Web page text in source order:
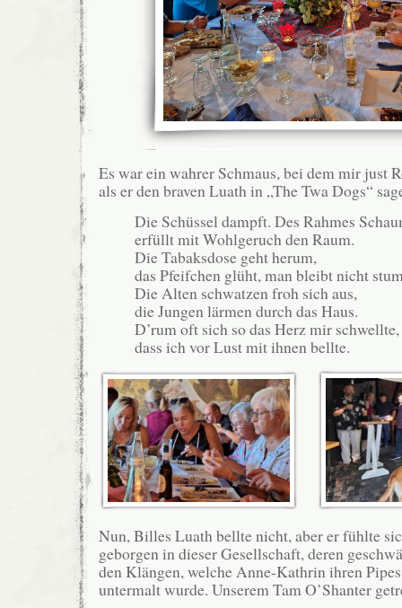
Es war ein wahrer Schmaus, bei dem mir just
als er den braven Luath in „The Twa Dogs“
Die Schüssel dampft. Des Rahmes
erfüllt mit Wohlgeruch den Raum.
Die Tabaksdose geht herum,
das Pfeifchen glüht, man bleibt nicht
Die Alten schwatzen froh sich aus,
die Jungen lärmen durch das Haus.
D’rum oft sich so das Herz mir schwellte,
dass ich vor Lust mit ihnen bellte.
Nun, Billes Luath bellte nicht, aber er fühlte
geborgen in dieser Gesellschaft, deren
den Klängen, welche Anne-Kathrin ihren
untermalt wurde. Unserem Tam O’Shanter